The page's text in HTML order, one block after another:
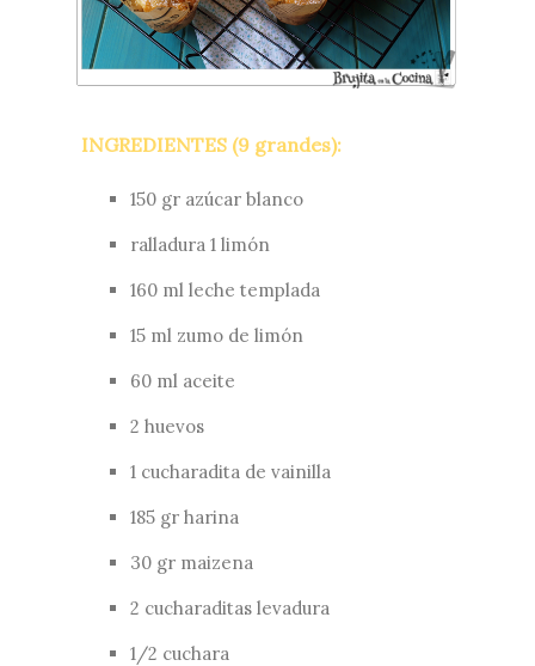
INGREDIENTES (9 grandes):
150 gr azúcar blanco
ralladura 1 limón
160 ml leche templada
15 ml zumo de limón
60 ml aceite
2 huevos
1 cucharadita de vainilla
185 gr harina
30 gr maizena
2 cucharaditas levadura
1/2 cuchara